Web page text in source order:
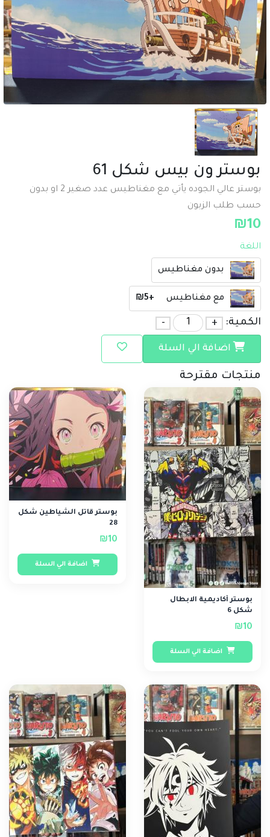
بوستر ون بيس شكل 61
بوستر عالي الجوده يأتي مع مغناطيس عدد صغير 2 او بدون
حسب طلب الزبون
₪10
اللغة
بدون مغناطيس
مع مغناطيس +₪5
الكمية: +
-
اضافة الي السلة
منتجات مقترحة
بوستر أكاديمية الابطال
شكل 6
₪10
اضافة الي السلة
بوستر قاتل الشياطين شكل
28
₪10
اضافة الي السلة